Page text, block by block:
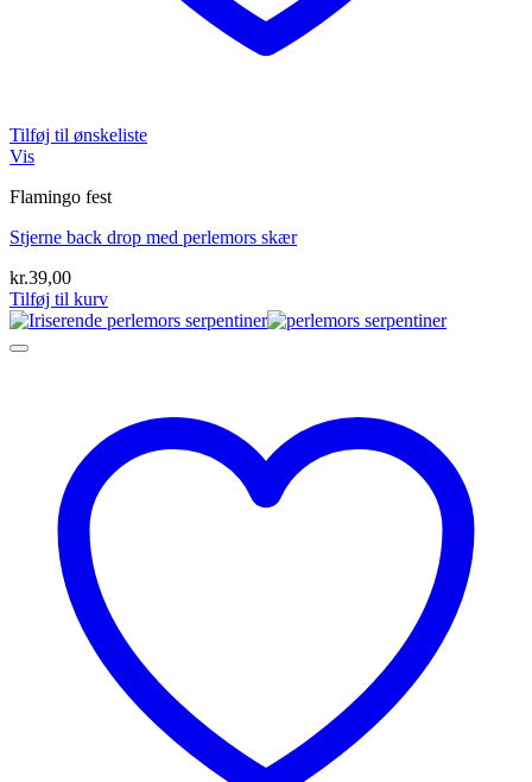
Tilføj til ønskeliste
Vis
Flamingo fest
Stjerne back drop med perlemors skær
kr.39,00
Tilføj til kurv